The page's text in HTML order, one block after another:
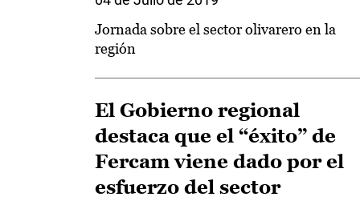
Jornada sobre el sector olivarero en la
región
El Gobierno regional
destaca que el “éxito” de
Fercam viene dado por el
esfuerzo del sector